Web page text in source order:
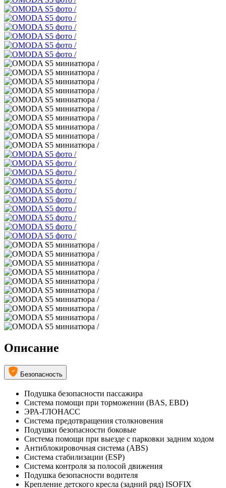
Описание
Безопасность
Подушка безопасности пассажира
Система помощи при торможении (BAS, EBD)
ЭРА-ГЛОНАСС
Система предотвращения столкновения
Подушки безопасности боковые
Система помощи при выезде с парковки задним ходом
Антиблокировочная система (ABS)
Система стабилизации (ESP)
Система контроля за полосой движения
Подушка безопасности водителя
Крепление детского кресла (задний ряд) ISOFIX